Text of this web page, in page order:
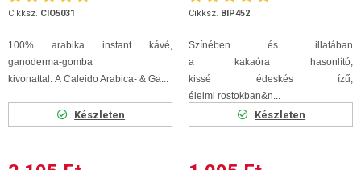
Cikksz. CIO5031
100% arabika instant kávé,
ganoderma-gomba
kivonattal. A Caleido Arabica- & Ga...
Készleten
Cikksz. BIP452
Színében és illatában
a kakaóra hasonlító,
kissé édeskés ízű,
élelmi rostokban&n...
Készleten